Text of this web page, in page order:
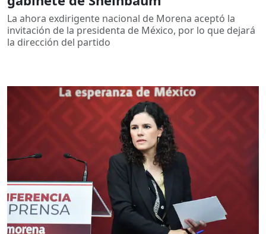
La ahora exdirigente nacional de Morena aceptó la
invitación de la presidenta de México, por lo que dejará
la dirección del partido